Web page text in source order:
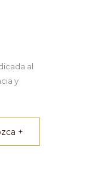
al
y
+